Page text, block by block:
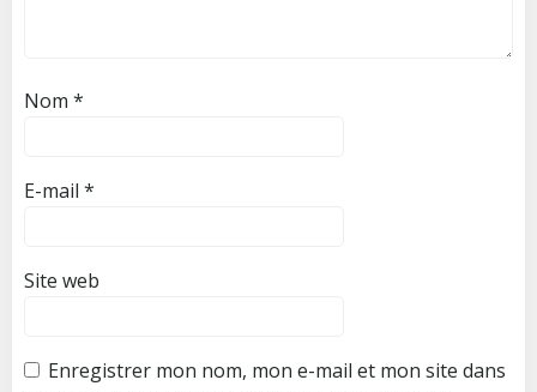
Nom *
E-mail *
Site web
Enregistrer mon nom, mon e-mail et mon site dans